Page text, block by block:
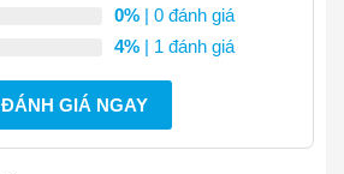
0% | 0 đánh giá
4% | 1 đánh giá
ĐÁNH GIÁ NGAY